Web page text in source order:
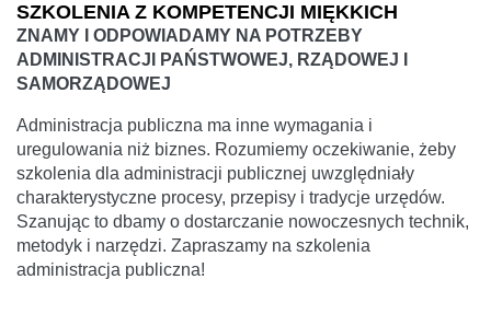
SZKOLENIA Z KOMPETENCJI MIĘKKICH
ZNAMY I ODPOWIADAMY NA POTRZEBY
ADMINISTRACJI PAŃSTWOWEJ, RZĄDOWEJ I
SAMORZĄDOWEJ
Administracja publiczna ma inne wymagania i
uregulowania niż biznes. Rozumiemy oczekiwanie, żeby
szkolenia dla administracji publicznej uwzględniały
charakterystyczne procesy, przepisy i tradycje urzędów.
Szanując to dbamy o dostarczanie nowoczesnych technik,
metodyk i narzędzi. Zapraszamy na szkolenia
administracja publiczna!